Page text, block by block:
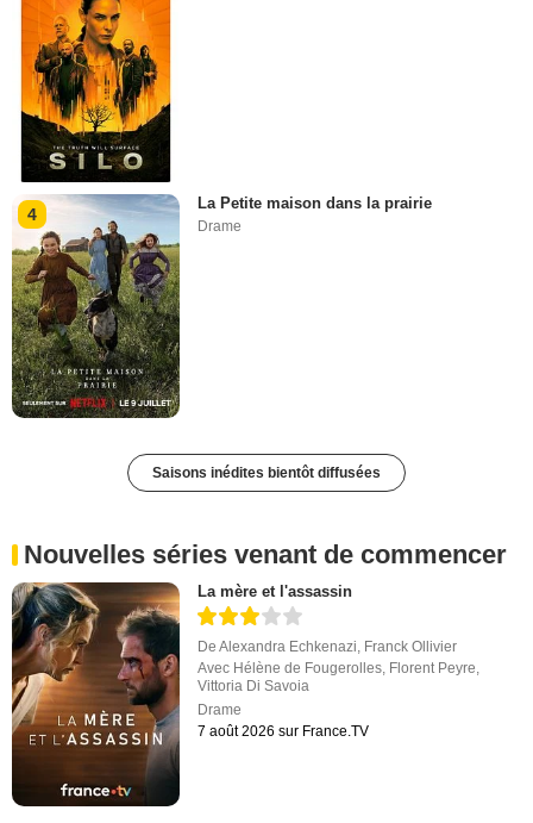
4
La Petite maison dans la prairie
Drame
Saisons inédites bientôt diffusées
Nouvelles séries venant de commencer
La mère et l'assassin
DeAlexandra Echkenazi, Franck Ollivier
Avec Hélène de Fougerolles, Florent Peyre,
Vittoria Di Savoia
Drame
7 août 2026 sur France.TV